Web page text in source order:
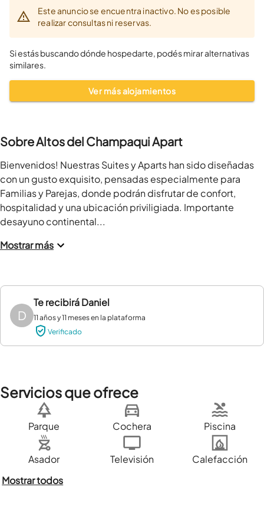
Este anuncio se encuentra inactivo. No es posible
realizar consultas ni reservas.
Si estás buscando dónde hospedarte, podés mirar alternativas
similares.
Ver más alojamientos
Sobre Altos del Champaqui Apart
Bienvenidos! Nuestras Suites y Aparts han sido diseñadas
con un gusto exquisito, pensadas especialmente para
Familias y Parejas, donde podrán disfrutar de confort,
hospitalidad y una ubicación priviligiada. Importante
desayuno continental...
Mostrar más
D
Te recibiráDaniel
11 años y 11 meses en la plataforma
Verificado
Servicios que ofrece
Parque Cochera Piscina
Asador Televisión
Calefacción
Mostrar todos